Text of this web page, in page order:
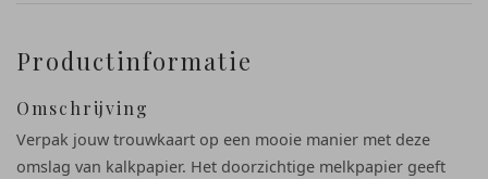
Productinformatie
Omschrijving
Verpak jouw trouwkaart op een mooie manier met deze
omslag van kalkpapier. Het doorzichtige melkpapier geeft